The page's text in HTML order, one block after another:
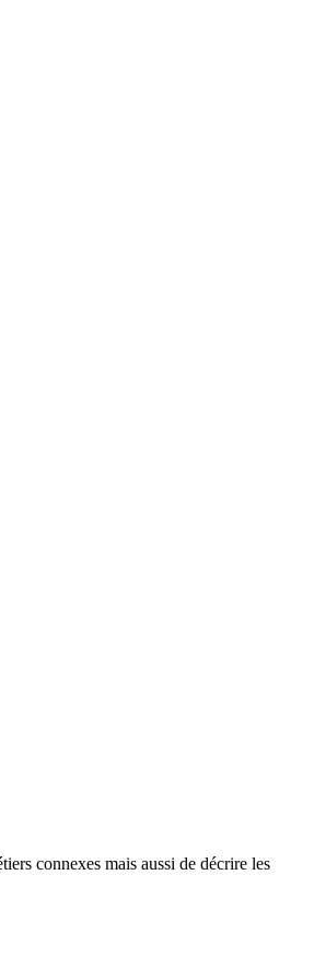
connexes mais aussi de décrire les